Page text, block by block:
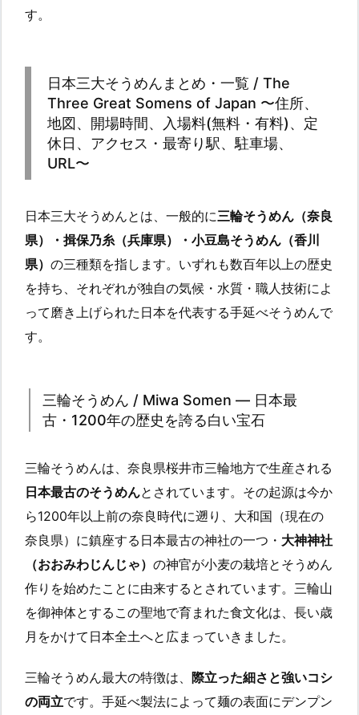
す。
日本三大そうめんまとめ・一覧 / The
Three Great Somens of Japan 〜住所、
地図、開場時間、入場料(無料・有料)、定
休日、アクセス・最寄り駅、駐車場、
URL〜
日本三大そうめんとは、一般的に三輪そうめん（奈良
県）・揖保乃糸（兵庫県）・小豆島そうめん（香川
県） の三種類を指します。いずれも数百年以上の歴史
を持ち、それぞれが独自の気候・水質・職人技術によ
って磨き上げられた日本を代表する手延べそうめんで
す。
三輪そうめん / Miwa Somen — 日本最
古・1200年の歴史を誇る白い宝石
三輪そうめんは、奈良県桜井市三輪地方で生産される
日本最古のそうめんとされています。その起源は今か
ら1200年以上前の奈良時代に遡り、大和国（現在の
奈良県）に鎮座する日本最古の神社の一つ・ 大神神社
（おおみわじんじゃ） の神官が小麦の栽培とそうめん
作りを始めたことに由来するとされています。三輪山
を御神体とするこの聖地で育まれた食文化は、長い歳
月をかけて日本全土へと広まっていきました。
三輪そうめん最大の特徴は、 際立った細さと強いコシ
の両立です。手延べ製法によって麺の表面にデンプン